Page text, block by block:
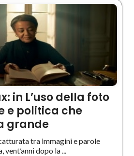
in L’uso della foto
e politica che
grande
tra immagini e parole
dopo la ...